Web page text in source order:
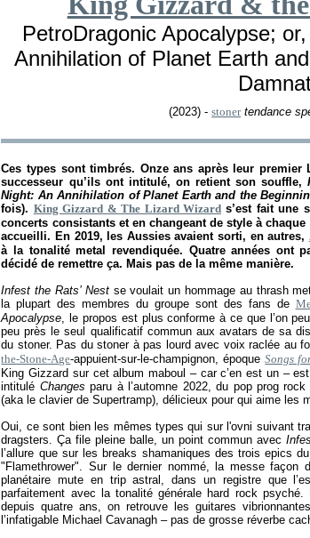
PetroDragonic Apocalypse;
Annihilation of Planet Earth
(2023) -stoner tendance
Ces types sont timbrés. Onze ans après leur
successeur qu’ils ont intitulé, on retient son souffle,
Night: An Annihilation of Planet Earth and the
fois). King Gizzard & The Lizard Wizards’est fait une
concerts consistants et en changeant de style à
accueilli. En 2019, les Aussies avaient sorti, en autres,
à la tonalité metal revendiquée. Quatre années ont
décidé de remettre ça. Mais pas de la même manière.
Infest the Rats’ Nestse voulait un hommage au thrash
la plupart des membres du groupe sont des fans de
Apocalypse, le propos est plus conforme à ce que l’on
peu près le seul qualificatif commun aux avatars de sa
du stoner. Pas du stoner à pas lourd avec voix raclée au
the-Stone-Age-appuient-sur-le-champignon, époqueSongs
King Gizzard sur cet album maboul – car c’en est un –
intitulé Changes paru à l’automne 2022, du pop prog
(aka le clavier de Supertramp), délicieux pour qui aime les
Oui, ce sont bien les mêmes types qui sur l'ovni suivant
dragsters. Ça file pleine balle, un point commun avec
l’allure que sur les breaks shamaniques des trois epics
"Flamethrower". Sur le dernier nommé, la messe façon
planétaire mute en trip astral, dans un registre que
parfaitement avec la tonalité générale hard rock
depuis quatre ans, on retrouve les guitares
l’infatigable Michael Cavanagh – pas de grosse réverbe